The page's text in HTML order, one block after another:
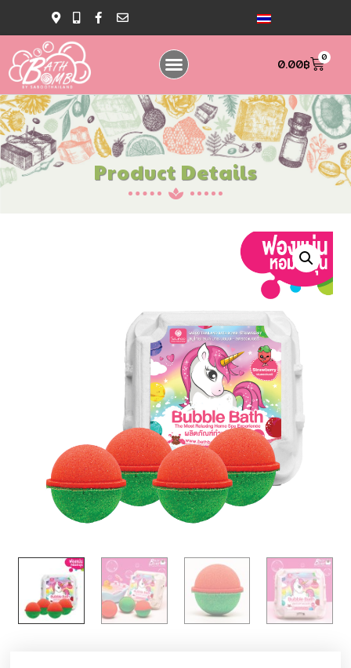
0.00฿ 0
Product Details